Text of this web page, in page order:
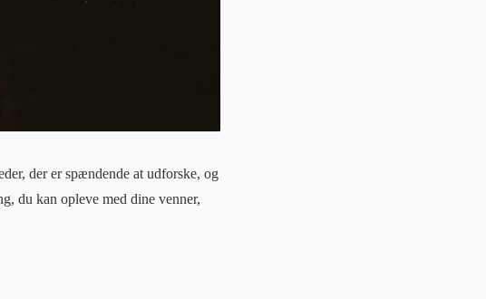
der er spændende at udforske, og
du kan opleve med dine venner,